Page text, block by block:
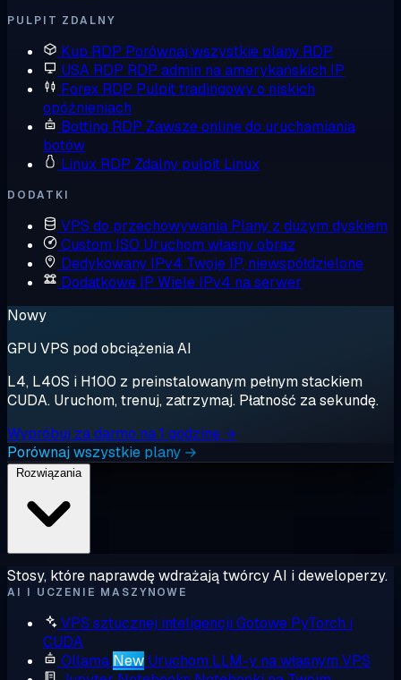
PULPIT ZDALNY
Kup RDP Porównaj wszystkie plany RDP
USA RDP RDP admin na amerykańskich IP
Forex RDP Pulpit tradingowy o niskich
opóźnieniach
Botting RDP Zawsze online do uruchamiania
botów
Linux RDP Zdalny pulpit Linux
DODATKI
VPS do przechowywania Plany z dużym dyskiem
Custom ISO Uruchom własny obraz
Dedykowany IPv4 Twoje IP, niewspółdzielone
Dodatkowe IP Wiele IPv4 na serwer
Nowy
GPU VPS pod obciążenia AI
L4, L40S i H100 z preinstalowanym pełnym stackiem
CUDA. Uruchom, trenuj, zatrzymaj. Płatność za sekundę.
Wypróbuj za darmo na 1 godzinę →
Porównaj wszystkie plany →
Rozwiązania
Stosy, które naprawdę wdrażają twórcy AI i deweloperzy.
AI I UCZENIE MASZYNOWE
VPS sztucznej inteligencji Gotowe PyTorch i
CUDA
Ollama New Uruchom LLM-y na własnym VPS